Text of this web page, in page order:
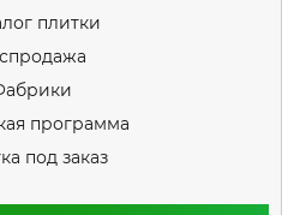
плитки
программа
под заказ